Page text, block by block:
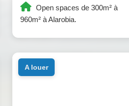
Open spaces de 300m² à
960m² à Alarobia.
a louer